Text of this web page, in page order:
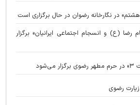
در نگارخانه رضوان در حال برگزاری است
رضا (ع) و انسجام اجتماعی ایرانیان» برگزار
رضوی